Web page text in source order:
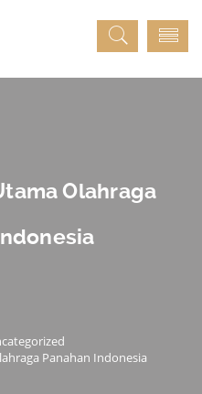
Olahraga
Panahan Indonesia